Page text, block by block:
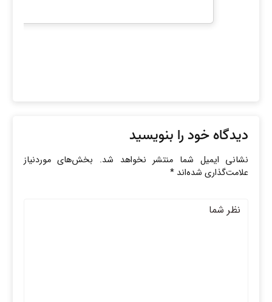
دیدگاه خود را بنویسید
نشانی ایمیل شما منتشر نخواهد شد. بخش‌های موردنیاز
علامت‌گذاری شده‌اند *